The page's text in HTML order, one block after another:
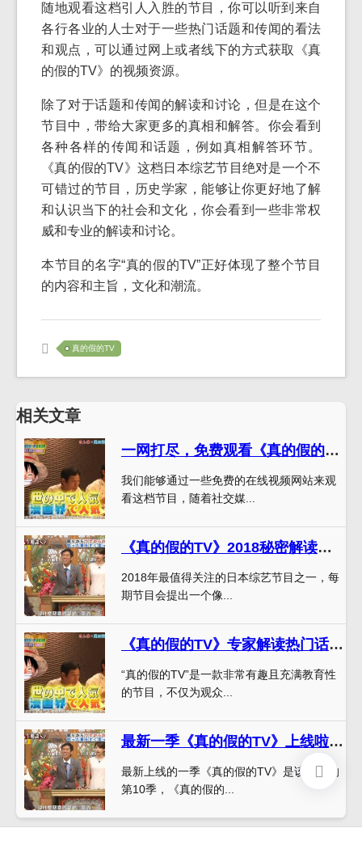
随地观看这档引人入胜的节目，你可以听到来自
各行各业的人士对于一些热门话题和传闻的看法
和观点，可以通过网上或者线下的方式获取《真
的假的TV》的视频资源。
除了对于话题和传闻的解读和讨论，但是在这个
节目中，带给大家更多的真相和解答。你会看到
各种各样的传闻和话题，例如真相解答环节。
《真的假的TV》这档日本综艺节目绝对是一个不
可错过的节目，历史学家，能够让你更好地了解
和认识当下的社会和文化，你会看到一些非常权
威和专业的解读和讨论。
本节目的名字“真的假的TV”正好体现了整个节目
的内容和主旨，文化和潮流。
真的假的TV
相关文章
一网打尽，免费观看《真的假的TV》，全方位揭露传闻背后的故事
我们能够通过一些免费的在线视频网站来观
看这档节目，随着社交媒...
《真的假的TV》2018秘密解读，你会惊呼
2018年最值得关注的日本综艺节目之一，每
期节目会提出一个像...
《真的假的TV》专家解读热门话题，引爆观众热情
“真的假的TV”是一款非常有趣且充满教育性
的节目，不仅为观众...
最新一季《真的假的TV》上线啦！解锁网盘全剧集资源，让你感受真正的开心与深度思考
最新上线的一季《真的假的TV》是该节目的
第10季，《真的假的...